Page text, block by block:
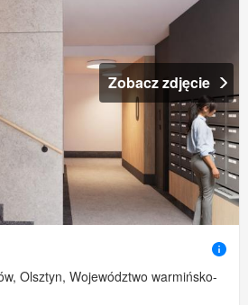
Zobacz zdjęcie
Olsztyn, Województwo warmińsko-